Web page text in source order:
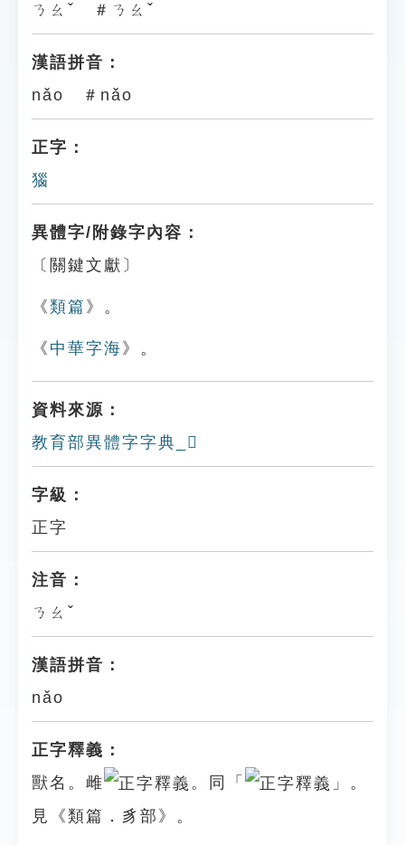
ㄋㄠˇ ＃ㄋㄠˇ
漢語拼音：
nǎo ＃nǎo
正字：
㺁
異體字/附錄字內容：
〔關鍵文獻〕
《類篇 》。
《 中華字海 》。
資料來源：
教育部異體字字典_𧴙
字級：
正字
注音：
ㄋㄠˇ
漢語拼音：
nǎo
正字釋義：
獸名。雌
。同「
」。
見《類篇．豸部》。